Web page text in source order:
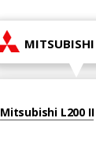
Mitsubishi L200 II